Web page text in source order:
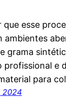
que esse
ambientes
grama
profissional e
para
2024